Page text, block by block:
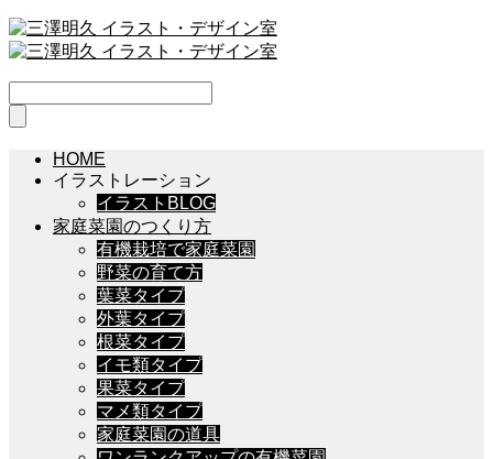
HOME
イラストレーション
イラストBLOG
家庭菜園のつくり方
有機栽培で家庭菜園
野菜の育て方
葉菜タイプ
外葉タイプ
根菜タイプ
イモ類タイプ
果菜タイプ
マメ類タイプ
家庭菜園の道具